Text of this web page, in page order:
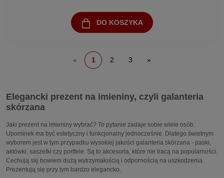
DO KOSZYKA
« 1 2 3 »
Elegancki prezent na imieniny, czyli galanteria
skórzana
Jaki prezent na imieniny wybrać? To pytanie zadaje sobie wiele osób.
Upominek ma być estetyczny i funkcjonalny jednocześnie. Dlatego świetnym
wyborem jest w tym przypadku wysokiej jakości galanteria skórzana - paski,
aktówki, saszetki czy portfele. Są to akcesoria, które nie tracą na popularności.
Cechują się bowiem dużą wytrzymałością i odpornością na uszkodzenia.
Prezentują się przy tym bardzo elegancko.